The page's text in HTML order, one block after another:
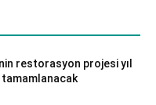
restorasyon projesi yıl